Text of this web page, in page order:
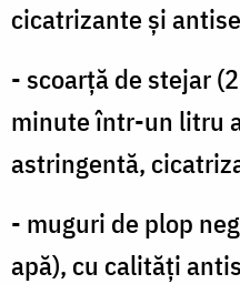
cicatrizante şi
- scoarţă de stejar
minute într-un litru
astringentă,
- muguri de plop
apă), cu calităţi